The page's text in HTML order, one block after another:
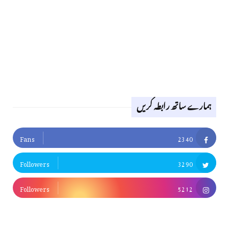
ہمارے ساتھ رابطہ کریں
2340
Fans
3290
Followers
5212
Followers